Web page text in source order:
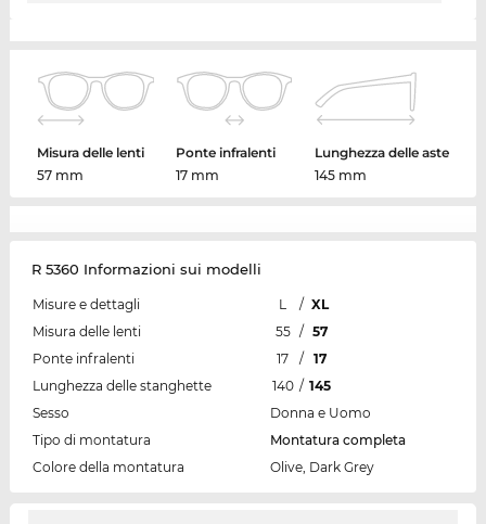
Misura delle lenti
57 mm
Ponte infralenti
17 mm
Lunghezza delle aste
145 mm
R 5360 Informazioni sui modelli
Misure e dettagli L / XL
Misura delle lenti
55 / 57
Ponte infralenti
17 /
17
Lunghezza delle stanghette
140 / 145
Sesso
Donna e Uomo
Tipo di montatura
Montatura completa
Colore della montatura
Olive, Dark Grey